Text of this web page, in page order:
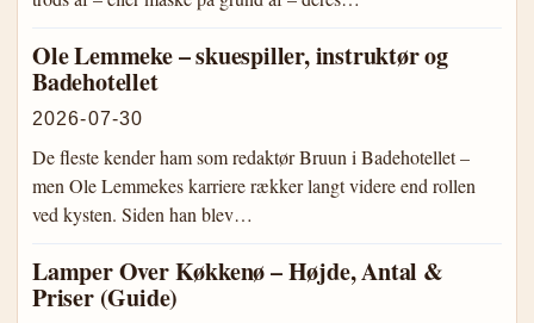
Ole Lemmeke – skuespiller, instruktør og
Badehotellet
2026-07-30
De fleste kender ham som redaktør Bruun i Badehotellet –
men Ole Lemmekes karriere rækker langt videre end rollen
ved kysten. Siden han blev…
Lamper Over Køkkenø – Højde, Antal &
Priser (Guide)